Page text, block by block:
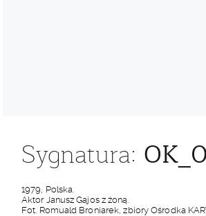
Sygnatura:
1979, Polska.
Aktor Janusz Gajos z żoną.
Fot. Romuald Broniarek, zbiory Ośrodka